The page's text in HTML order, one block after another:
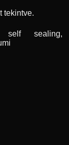
tekintve.